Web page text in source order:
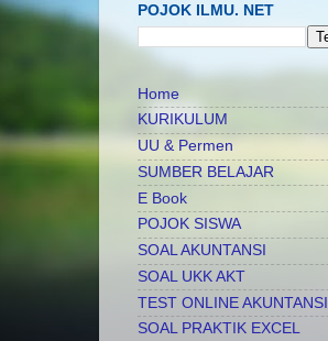
POJOK ILMU. NET
Home
KURIKULUM
UU & Permen
SUMBER BELAJAR
E Book
POJOK SISWA
SOAL AKUNTANSI
SOAL UKK AKT
TEST ONLINE AKUNTANSI
SOAL PRAKTIK EXCEL